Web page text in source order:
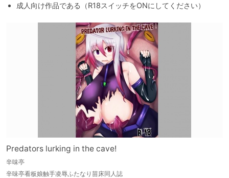
成人向け作品である（R18スイッチをONにしてください）
Predators lurking in the cave!
辛味亭
辛味亭看板娘触手凌辱ふたなり苗床同人誌